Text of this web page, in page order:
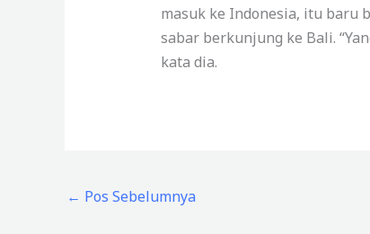
masuk ke Indonesia, itu baru
sabar berkunjung ke Bali.
kata dia.
← Pos Sebelumnya